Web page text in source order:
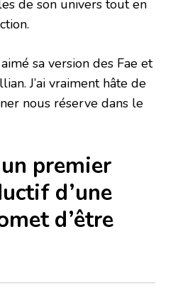
de son univers tout en
sa version des Fae et
J’ai vraiment hâte de
nous réserve dans le
premier
d’une
d’être